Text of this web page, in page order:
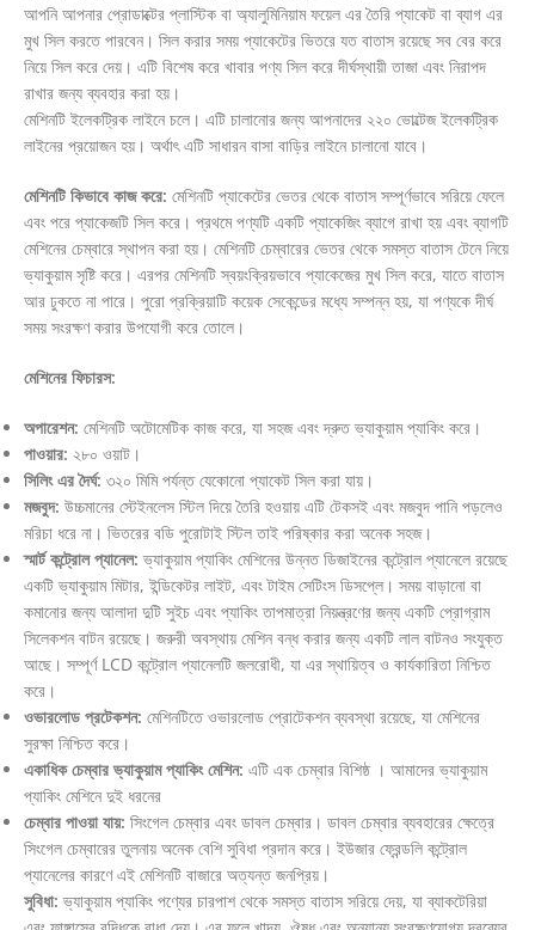
আপনি আপনার প্রোডাক্টের প্লাস্টিক বা অ্যালুমিনিয়াম ফয়েল এর তৈরি প্যাকেট বা ব্যাগ এর
মুখ সিল করতে পারবেন। সিল করার সময় প্যাকেটের ভিতরে যত বাতাস রয়েছে সব বের করে
নিয়ে সিল করে দেয়। এটি বিশেষ করে খাবার পণ্য সিল করে দীর্ঘস্থায়ী তাজা এবং নিরাপদ
রাখার জন্য ব্যবহার করা হয়।
মেশিনটি ইলেকট্রিক লাইনে চলে। এটি চালানোর জন্য আপনাদের ২২০ ভোল্টেজ ইলেকট্রিক
লাইনের প্রয়োজন হয়। অর্থাৎ এটি সাধারন বাসা বাড়ির লাইনে চালানো যাবে।
মেশিনটি কিভাবে কাজ করে: মেশিনটি প্যাকেটের ভেতর থেকে বাতাস সম্পূর্ণভাবে সরিয়ে ফেলে
এবং পরে প্যাকেজটি সিল করে। প্রথমে পণ্যটি একটি প্যাকেজিং ব্যাগে রাখা হয় এবং ব্যাগটি
মেশিনের চেম্বারে স্থাপন করা হয়। মেশিনটি চেম্বারের ভেতর থেকে সমস্ত বাতাস টেনে নিয়ে
ভ্যাকুয়াম সৃষ্টি করে। এরপর মেশিনটি স্বয়ংক্রিয়ভাবে প্যাকেজের মুখ সিল করে, যাতে বাতাস
আর ঢুকতে না পারে। পুরো প্রক্রিয়াটি কয়েক সেকেন্ডের মধ্যে সম্পন্ন হয়, যা পণ্যকে দীর্ঘ
সময় সংরক্ষণ করার উপযোগী করে তোলে।
মেশিনের ফিচারস:
অপারেশন: মেশিনটি অটোমেটিক কাজ করে, যা সহজ এবং দ্রুত ভ্যাকুয়াম প্যাকিং করে।
পাওয়ার: ২৮০ ওয়াট।
সিলিং এর দৈর্ঘ: ৩২০ মিমি পর্যন্ত যেকোনো প্যাকেট সিল করা যায়।
মজবুদ: উচ্চমানের স্টেইনলেস স্টিল দিয়ে তৈরি হওয়ায় এটি টেকসই এবং মজবুদ পানি পড়লেও
মরিচা ধরে না। ভিতরের বডি পুরোটাই স্টিল তাই পরিষ্কার করা অনেক সহজ।
স্মার্ট কন্ট্রোল প্যানেল: ভ্যাকুয়াম প্যাকিং মেশিনের উন্নত ডিজাইনের কন্ট্রোল প্যানেলে রয়েছে
একটি ভ্যাকুয়াম মিটার, ইন্ডিকেটর লাইট, এবং টাইম সেটিংস ডিসপ্লে। সময় বাড়ানো বা
কমানোর জন্য আলাদা দুটি সুইচ এবং প্যাকিং তাপমাত্রা নিয়ন্ত্রণের জন্য একটি প্রোগ্রাম
সিলেকশন বাটন রয়েছে। জরুরী অবস্থায় মেশিন বন্ধ করার জন্য একটি লাল বাটনও সংযুক্ত
আছে। সম্পূর্ণ LCD কন্ট্রোল প্যানেলটি জলরোধী, যা এর স্থায়িত্ব ও কার্যকারিতা নিশ্চিত
করে।
ওভারলোড প্রটেকশন: মেশিনটিতে ওভারলোড প্রোটেকশন ব্যবস্থা রয়েছে, যা মেশিনের
সুরক্ষা নিশ্চিত করে।
একাধিক চেম্বার ভ্যাকুয়াম প্যাকিং মেশিন: এটি এক চেম্বার বিশিষ্ঠ । আমাদের ভ্যাকুয়াম
প্যাকিং মেশিনে দুই ধরনের
চেম্বার পাওয়া যায়: সিংগেল চেম্বার এবং ডাবল চেম্বার। ডাবল চেম্বার ব্যবহারের ক্ষেত্রে
সিংগেল চেম্বারের তুলনায় অনেক বেশি সুবিধা প্রদান করে। ইউজার ফ্রেন্ডলি কন্ট্রোল
প্যানেলের কারণে এই মেশিনটি বাজারে অত্যন্ত জনপ্রিয়।
সুবিধা:ভ্যাকুয়াম প্যাকিং পণ্যের চারপাশ থেকে সমস্ত বাতাস সরিয়ে দেয়, যা ব্যাকটেরিয়া